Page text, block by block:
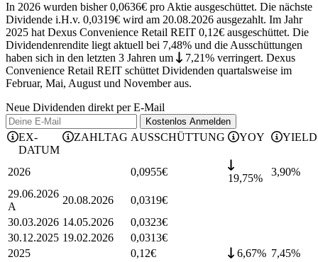
In 2026 wurden bisher 0,0636€ pro Aktie ausgeschüttet. Die nächste
Dividende i.H.v. 0,0319€ wird am 20.08.2026 ausgezahlt. Im Jahr
2025 hat Dexus Convenience Retail REIT 0,12€ ausgeschüttet. Die
Dividendenrendite liegt aktuell bei 7,48% und die Ausschüttungen
haben sich in den letzten 3 Jahren um 7,21% verringert. Dexus
Convenience Retail REIT schüttet Dividenden quartalsweise im
Februar, Mai, August und November aus.
Neue Dividenden direkt per E-Mail
Kostenlos Anmelden
EX-
DATUM
ZAHLTAG AUSSCHÜTTUNG YOY YIELD
2026 0,0955€
19,75%
3,90%
29.06.2026
A
20.08.2026 0,0319€
30.03.2026 14.05.2026 0,0323€
30.12.2025 19.02.2026 0,0313€
2025
0,12€ 6,67% 7,45%